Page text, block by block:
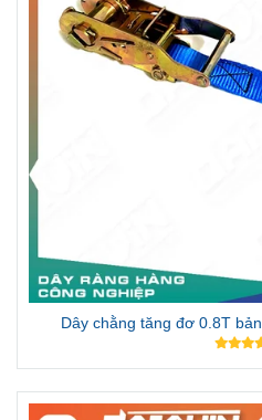
Dây chằng tăng đơ 0.8T